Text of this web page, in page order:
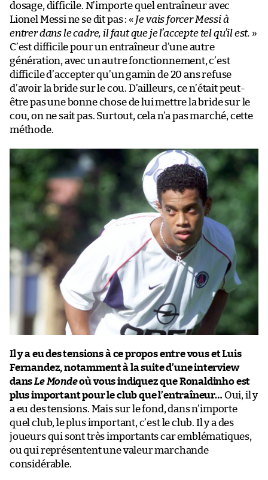
dosage, difficile. N’importe quel entraîneur avec
Lionel Messi ne se dit pas : « Je vais forcer Messi à
entrer dans le cadre, il faut que je l’accepte tel qu’il est. »
C’est difficile pour un entraîneur d’une autre
génération, avec un autre fonctionnement, c’est
difficile d’accepter qu’un gamin de 20 ans refuse
d’avoir la bride sur le cou. D’ailleurs, ce n’était peut-
être pas une bonne chose de lui mettre la bride sur le
cou, on ne sait pas. Surtout, cela n’a pas marché, cette
méthode.
Il y a eu des tensions à ce propos entre vous et Luis
Fernandez, notamment à la suite d’une interview
dansLe Mondeoù vous indiquez que Ronaldinho est
plus important pour le club que l’entraîneur… Oui, il y
a eu des tensions. Mais sur le fond, dans n’importe
quel club, le plus important, c’est le club. Il y a des
joueurs qui sont très importants car emblématiques,
ou qui représentent une valeur marchande
considérable.